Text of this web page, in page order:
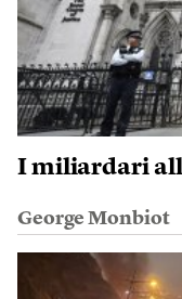
I miliardari
George Monbiot